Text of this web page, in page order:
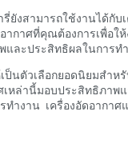
ยังสามารถใช้งานได้
ากาศที่คุณต้องการเพื่
และประสิทธิผลในการท
ป็นตัวเลือกยอดนิยมส
หล่านี้มอบประสิทธิภา
ำงาน เครื่องอัดอาก